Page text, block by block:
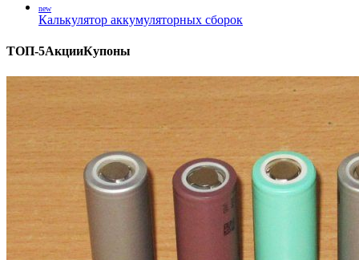
new
Калькулятор аккумуляторных сборок
ТОП-5АкцииКупоны